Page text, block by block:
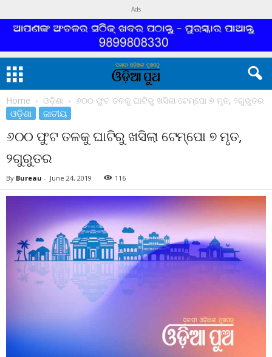
Ads
Home ଓଡ଼ିଶା ୬୦୦ ଫୁଟ ତଳକୁ ଘାଟିରୁ ଖସିଲା ଟେମ୍ପୋ ୭ ମୃତ, ୨ଗୁରୁତର
ଓଡ଼ିଶା ଜାତୀୟ
୬୦୦ ଫୁଟ ତଳକୁ ଘାଟିରୁ ଖସିଲା ଟେମ୍ପୋ ୭ ମୃତ,
୨ଗୁରୁତର
By Bureau - June 24, 2019 116